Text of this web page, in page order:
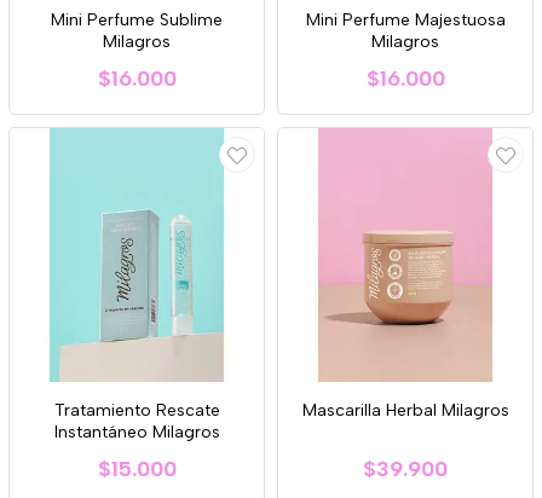
Mini Perfume Sublime
Milagros
$16.000
Mini Perfume Majestuosa
Milagros
$16.000
Tratamiento Rescate
Instantáneo Milagros
$15.000
Mascarilla Herbal Milagros
$39.900